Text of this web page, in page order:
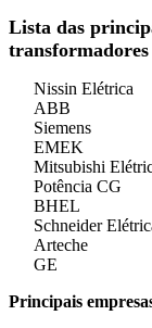
Lista das
Nissin Elétrica
ABB
Siemens
EMEK
Mitsubishi
Potência CG
BHEL
Schneider
Arteche
GE
Principais